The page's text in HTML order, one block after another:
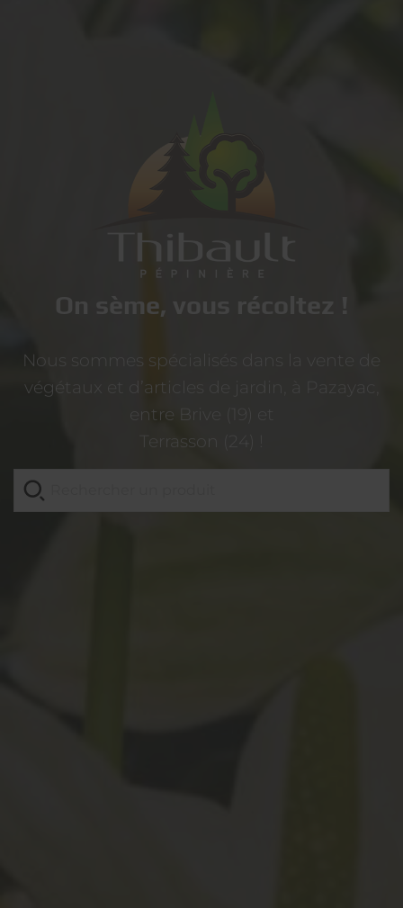
On sème, vous récoltez !
Nous sommes spécialisés dans la vente de
végétaux et d’articles de jardin, à Pazayac,
entre Brive (19) et
Terrasson (24) !